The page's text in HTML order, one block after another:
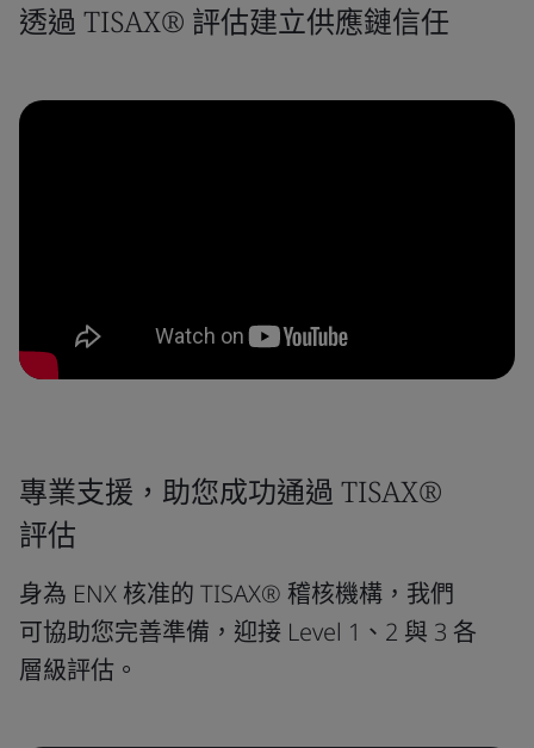
透過 TISAX® 評估建立供應鏈信任
專業支援，助您成功通過 TISAX®
評估
身為 ENX 核准的 TISAX® 稽核機構，我們
可協助您完善準備，迎接 Level 1、2 與 3 各
層級評估。